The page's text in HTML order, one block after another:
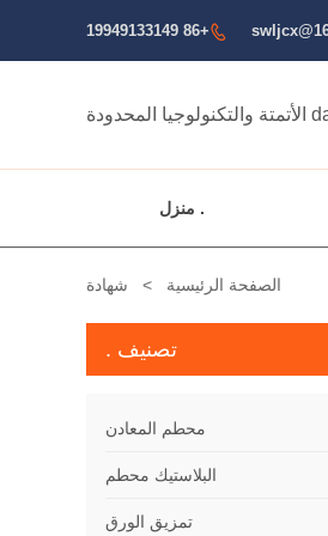

+86 19949133149
منزل .
الصفحة الرئيسية > شهادة
تصنيف .
محطم المعادن
البلاستيك محطم
تمزيق الورق